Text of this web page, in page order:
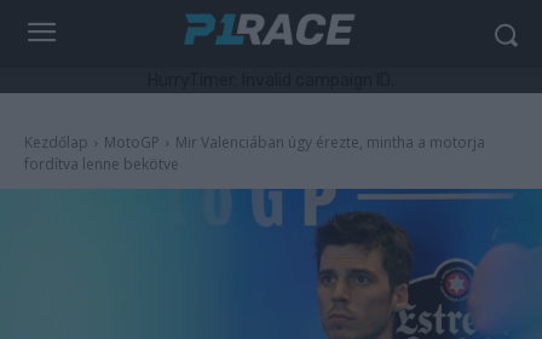
Kezdőlap MotoGP
Mir Valenciában úgy érezte, mintha a motorja
fordítva lenne bekötve